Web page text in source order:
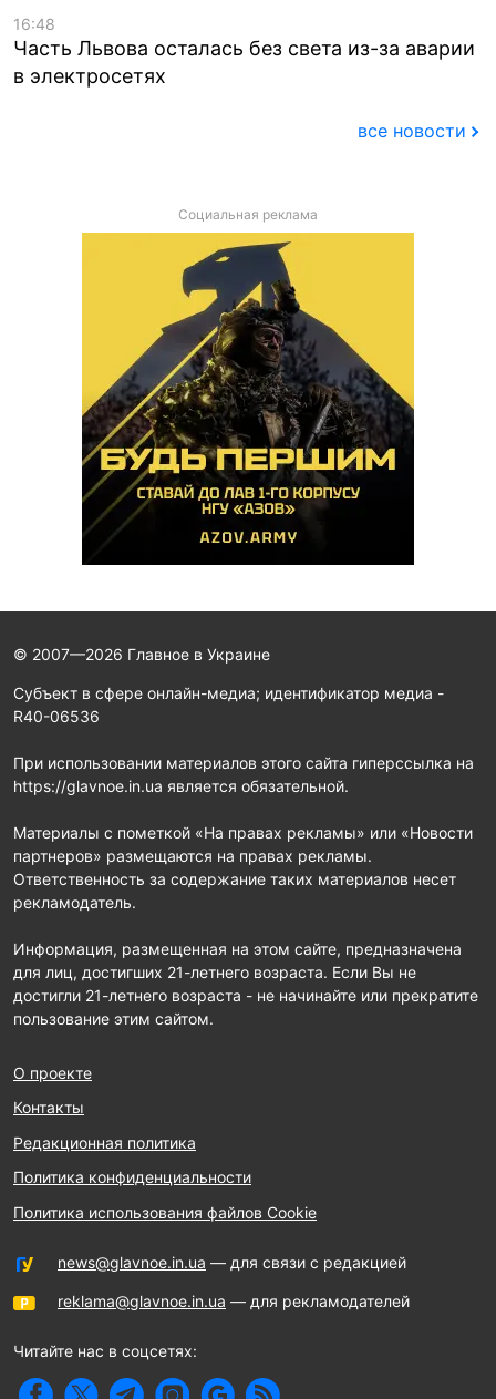
16:48
Часть Львова осталась без света из-за аварии
в электросетях
все новости
Социальная реклама
© 2007—2026 Главное в Украине
Субъект в сфере онлайн-медиа; идентификатор медиа -
R40-06536
При использовании материалов этого сайта гиперссылка на
https://glavnoe.in.ua является обязательной.
Материалы с пометкой «На правах рекламы» или «Новости
партнеров» размещаются на правах рекламы.
Ответственность за содержание таких материалов несет
рекламодатель.
Информация, размещенная на этом сайте, предназначена
для лиц, достигших 21-летнего возраста. Если Вы не
достигли 21-летнего возраста - не начинайте или прекратите
пользование этим сайтом.
О проекте
Контакты
Редакционная политика
Политика конфиденциальности
Политика использования файлов Cookie
news@glavnoe.in.ua — для связи с редакцией
reklama@glavnoe.in.ua — для рекламодателей
Читайте нас в соцсетях: